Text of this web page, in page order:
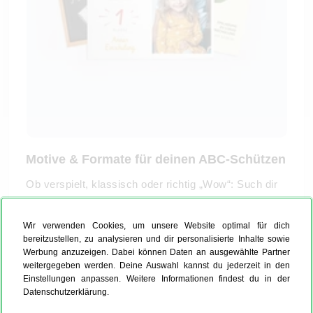
Wir verwenden Cookies, um unsere Website optimal für dich
bereitzustellen, zu analysieren und dir personalisierte Inhalte sowie
Werbung anzuzeigen. Dabei können Daten an ausgewählte Partner
weitergegeben werden. Deine Auswahl kannst du jederzeit in den
Einstellungen anpassen. Weitere Informationen findest du in der
Datenschutzerklärung.
Motive & Formate für deinen ABC-Schützen
Ob verspielt, klassisch oder richtig „Wow“: Such dir
den Look aus, der zu deinem Kind passt und mach
Beliebte Stilrichtungen & Themen:
Tafellook, Vintage, Schule, Tiere
mit Foto (für das stolze Schultüten-Bild)
Disney-Einladungskarte